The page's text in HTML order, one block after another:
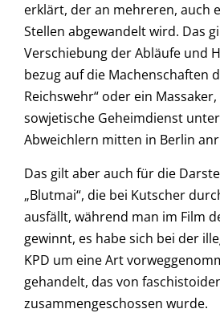
erklärt, der an mehreren, auch
Stellen abgewandelt wird. Das
Verschiebung der Abläufe und
bezug auf die Machenschaften
Reichswehr“ oder ein
sowjetische Geheimdienst
Abweichlern mitten in Berlin
Das gilt aber auch für die
„Blutmai“, die bei Kutscher
ausfällt, während man im Film
gewinnt, es habe sich bei der
KPD um eine Art
gehandelt, das von
zusammengeschossen wurde.